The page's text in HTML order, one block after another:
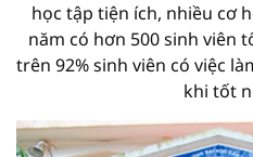
học tập tiện ích, nhiều cơ
năm có hơn 500 sinh viên
trên 92% sinh viên có việc
khi tốt